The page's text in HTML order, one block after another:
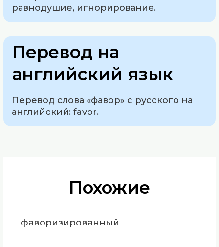
равнодушие, игнорирование.
Перевод на
английский язык
Перевод слова «фавор» с русского на
английский: favor.
Похожие
фаворизированный